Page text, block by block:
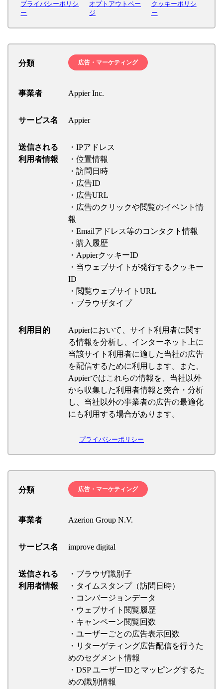
プライバシーポリシ
ー
オプトアウトペー
ジ
クッキーポリシ
ー
分類 広告・マーケティング
事業者 Appier Inc.
サービス名 Appier
送信される
利用者情報
・IPアドレス
・位置情報
・訪問日時
・広告ID
・広告URL
・広告のクリックや閲覧のイベント情
報
・Emailアドレス等のコンタクト情報
・購入履歴
・AppierクッキーID
・当ウェブサイトが発行するクッキー
ID
・閲覧ウェブサイトURL
・ブラウザタイプ
利用目的
Appierにおいて、サイト利用者に関す
る情報を分析し、インターネット上に
当該サイト利用者に適した当社の広告
を配信するために利用します。また、
Appierではこれらの情報を、当社以外
から収集した利用者情報と突合・分析
し、当社以外の事業者の広告の最適化
にも利用する場合があります。
プライバシーポリシー
分類 広告・マーケティング
事業者 Azerion Group N.V.
サービス名 improve digital
送信される
利用者情報
・ブラウザ識別子
・タイムスタンプ（訪問日時）
・コンバージョンデータ
・ウェブサイト閲覧履歴
・キャンペーン閲覧回数
・ユーザーごとの広告表示回数
・リターゲティング広告配信を行うた
めのセグメント情報
・DSP ユーザーIDとマッピングするた
めの識別情報